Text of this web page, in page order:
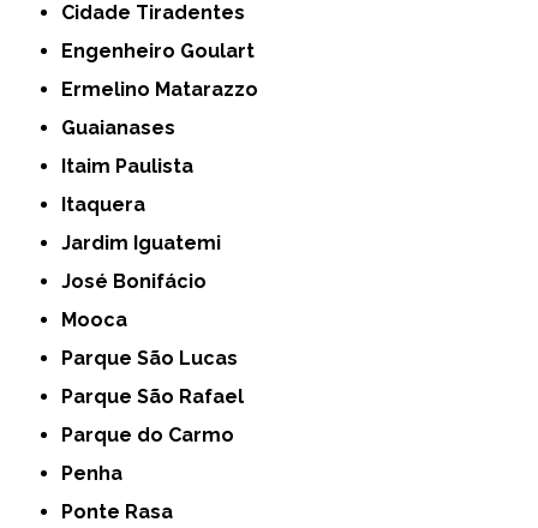
Cidade Tiradentes
Engenheiro Goulart
Ermelino Matarazzo
Guaianases
Itaim Paulista
Itaquera
Jardim Iguatemi
José Bonifácio
Mooca
Parque São Lucas
Parque São Rafael
Parque do Carmo
Penha
Ponte Rasa